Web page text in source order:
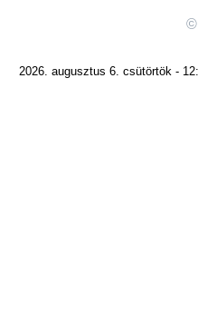
©
2026. augusztus 6. csütörtök -